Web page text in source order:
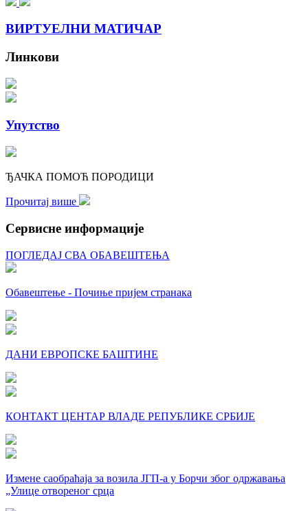
ВИРТУЕЛНИ МАТИЧАР
Линкови
Упутство
ЂАЧКА ПОМОЋ ПОРОДИЦИ
Прочитај више
Сервисне информације
ПОГЛЕДАЈ СВА ОБАВЕШТЕЊА
Обавештење - Почиње пријем странака
ДАНИ ЕВРОПСКЕ БАШТИНЕ
КОНТАКТ ЦЕНТАР ВЛАДЕ РЕПУБЛИКЕ СРБИЈЕ
Измене саобраћаја за возила ЈГП-а у Борчи због одржавања
„Улице отвореног срца